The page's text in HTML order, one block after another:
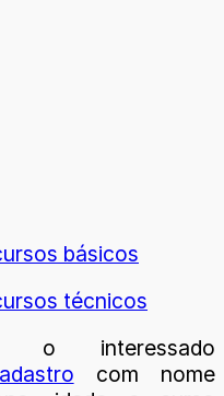
básicos
técnicos
o interessado
com nome